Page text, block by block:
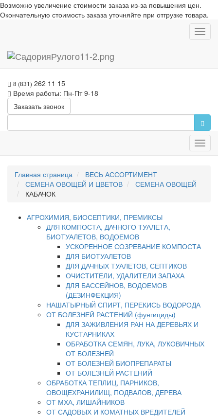
Возможно увеличение стоимости заказа из-за повышения цен.
Окончательную стоимость заказа уточняйте при отгрузке товара.
8 (831) 262 11 15
Время работы: Пн-Пт 9-18
Заказать звонок
Главная страница
ВЕСЬ АССОРТИМЕНТ
СЕМЕНА ОВОЩЕЙ И ЦВЕТОВ
СЕМЕНА ОВОЩЕЙ
КАБАЧОК
АГРОХИМИЯ, БИОСЕПТИКИ, ПРЕМИКСЫ
ДЛЯ КОМПОСТА, ДАЧНОГО ТУАЛЕТА,
БИОТУАЛЕТОВ, ВОДОЕМОВ
УСКОРЕННОЕ СОЗРЕВАНИЕ КОМПОСТА
ДЛЯ БИОТУАЛЕТОВ
ДЛЯ ДАЧНЫХ ТУАЛЕТОВ, СЕПТИКОВ
ОЧИСТИТЕЛИ, УДАЛИТЕЛИ ЗАПАХА
ДЛЯ БАССЕЙНОВ, ВОДОЕМОВ
(ДЕЗИНФЕКЦИЯ)
НАШАТЫРНЫЙ СПИРТ, ПЕРЕКИСЬ ВОДОРОДА
ОТ БОЛЕЗНЕЙ РАСТЕНИЙ (фунгициды)
ДЛЯ ЗАЖИВЛЕНИЯ РАН НА ДЕРЕВЬЯХ И
КУСТАРНИКАХ
ОБРАБОТКА СЕМЯН, ЛУКА, ЛУКОВИЧНЫХ
ОТ БОЛЕЗНЕЙ
ОТ БОЛЕЗНЕЙ БИОПРЕПАРАТЫ
ОТ БОЛЕЗНЕЙ РАСТЕНИЙ
ОБРАБОТКА ТЕПЛИЦ, ПАРНИКОВ,
ОВОЩЕХРАНИЛИЩ, ПОДВАЛОВ, ДЕРЕВА
ОТ МХА, ЛИШАЙНИКОВ
ОТ САДОВЫХ И КОМАТНЫХ ВРЕДИТЕЛЕЙ